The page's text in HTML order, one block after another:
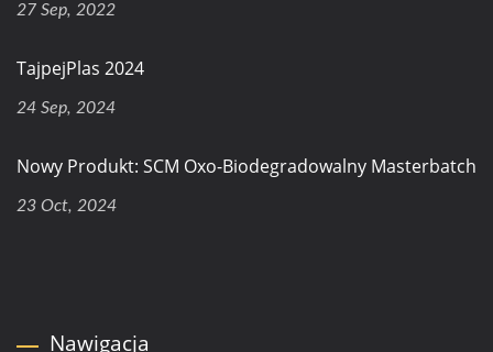
27 Sep, 2022
TajpejPlas 2024
24 Sep, 2024
Nowy Produkt: SCM Oxo-Biodegradowalny Masterbatch
23 Oct, 2024
Nawigacja